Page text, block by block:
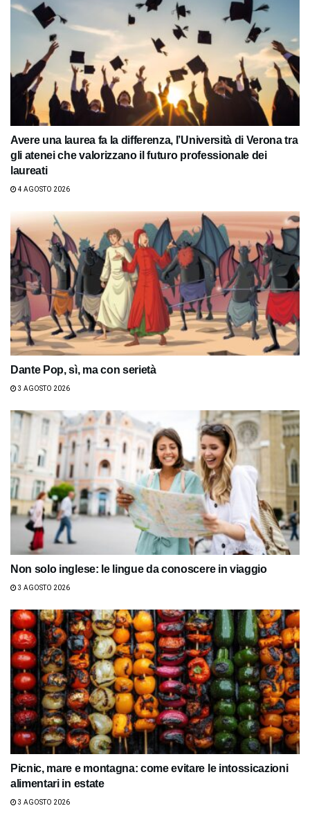
Avere una laurea fa la differenza, l’Università di Verona tra
gli atenei che valorizzano il futuro professionale dei
laureati
4 AGOSTO 2026
Dante Pop, sì, ma con serietà
3 AGOSTO 2026
Non solo inglese: le lingue da conoscere in viaggio
3 AGOSTO 2026
Picnic, mare e montagna: come evitare le intossicazioni
alimentari in estate
3 AGOSTO 2026